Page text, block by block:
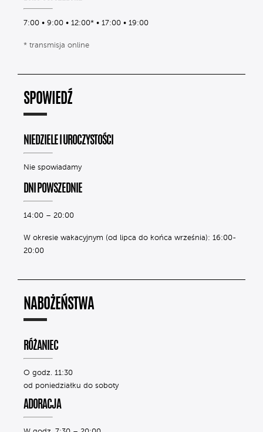
7:00 • 9:00 • 12:00* • 17:00 • 19:00
* transmisja online
SPOWIEDŹ
NIEDZIELE I UROCZYSTOŚCI
Nie spowiadamy
DNI POWSZEDNIE
14:00 – 20:00
W okresie wakacyjnym (od lipca do końca września): 16:00-
20:00
NABOŻEŃSTWA
RÓŻANIEC
O godz. 11:30
od poniedziałku do soboty
ADORACJA